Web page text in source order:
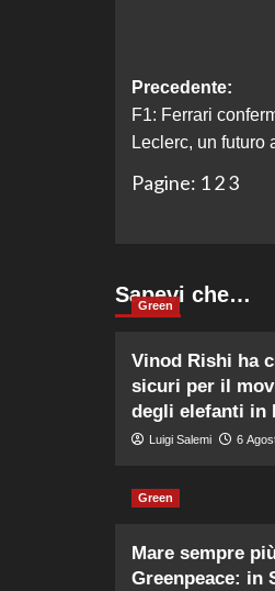
articolo
Precedente:
F1: Ferrari
Leclerc, un futuro
Pagine: 1 2 3
Sapevi che…
Green
Vinod Rishi ha
sicuri per il
degli elefanti in
Luigi Salemi 6
Green
Mare sempre
Greenpeace: in